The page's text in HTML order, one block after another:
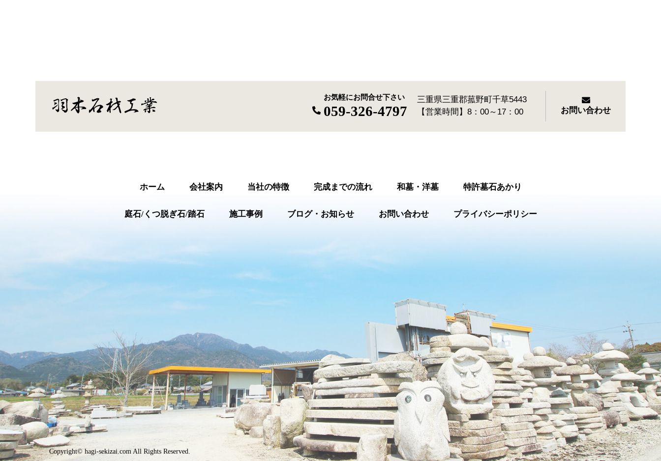
お問い合わせ
お気軽にお問合せ下さい
059-326-4797
三重県三重郡菰野町千草5443
【営業時間】8：00～17：00
ホーム 会社案内 当社の特徴 完成までの流れ 和墓・洋墓 特許墓石あかり
庭石/くつ脱ぎ石/踏石 施工事例 ブログ・お知らせ お問い合わせ プライバシーポリシー
Copyright© hagi-sekizai.com All Rights Reserved.